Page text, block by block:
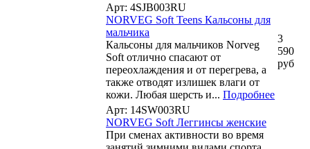
Арт: 4SJB003RU
NORVEG Soft Teens Кальсоны для
мальчика
Кальcоны для мальчиков Norveg
Soft отлично спасают от
переохлаждения и от перегрева, а
также отводят излишек влаги от
кожи. Любая шерсть и... Подробнее
3
590
руб
Арт: 14SW003RU
NORVEG Soft Леггинсы женские
При сменах активности во время